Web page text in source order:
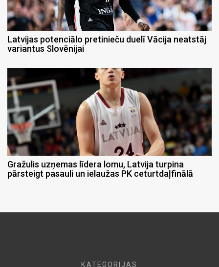
Latvijas potenciālo pretinieču duelī Vācija neatstāj
variantus Slovēnijai
Gražulis uzņemas līdera lomu, Latvija turpina
pārsteigt pasauli un ielaužas PK ceturtdaļfinālā
KATEGORIJAS